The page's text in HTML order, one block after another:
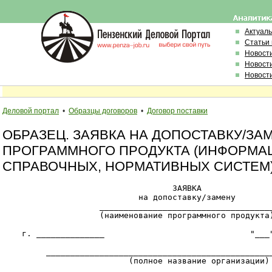
Статьи
Деловой портал • Образцы договоров • Договор поставки
ОБРАЗЕЦ. ЗАЯВКА НА ДОПОСТАВКУ/
ПРОГРАММНОГО ПРОДУКТА
СПРАВОЧНЫХ, НОРМАТИВНЫХ
                                   ЗАЯВКА
                            на допоставку/замену
(наименование программного
г. ______________
                          (полное название организации)